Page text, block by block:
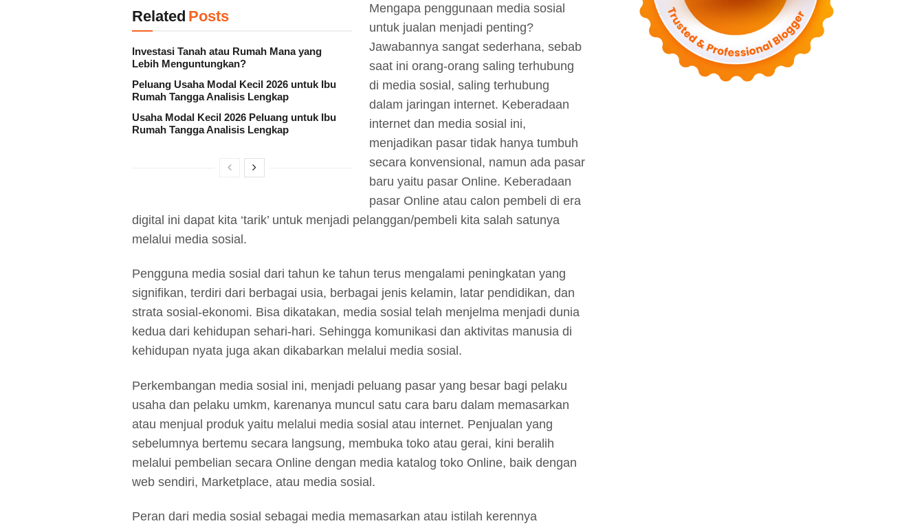
Related Posts
Investasi Tanah atau Rumah Mana yang
Lebih Menguntungkan?
Peluang Usaha Modal Kecil 2026 untuk Ibu
Rumah Tangga Analisis Lengkap
Usaha Modal Kecil 2026 Peluang untuk Ibu
Rumah Tangga Analisis Lengkap
Mengapa penggunaan media sosial
untuk jualan menjadi penting?
Jawabannya sangat sederhana, sebab
saat ini orang-orang saling terhubung
di media sosial, saling terhubung
dalam jaringan internet. Keberadaan
internet dan media sosial ini,
menjadikan pasar tidak hanya tumbuh
secara konvensional, namun ada pasar
baru yaitu pasar Online. Keberadaan
pasar Online atau calon pembeli di era
digital ini dapat kita ‘tarik’ untuk menjadi pelanggan/pembeli kita salah satunya
melalui media sosial.
Pengguna media sosial dari tahun ke tahun terus mengalami peningkatan yang
signifikan, terdiri dari berbagai usia, berbagai jenis kelamin, latar pendidikan, dan
strata sosial-ekonomi. Bisa dikatakan, media sosial telah menjelma menjadi dunia
kedua dari kehidupan sehari-hari. Sehingga komunikasi dan aktivitas manusia di
kehidupan nyata juga akan dikabarkan melalui media sosial.
Perkembangan media sosial ini, menjadi peluang pasar yang besar bagi pelaku
usaha dan pelaku umkm, karenanya muncul satu cara baru dalam memasarkan
atau menjual produk yaitu melalui media sosial atau internet. Penjualan yang
sebelumnya bertemu secara langsung, membuka toko atau gerai, kini beralih
melalui pembelian secara Online dengan media katalog toko Online, baik dengan
web sendiri, Marketplace, atau media sosial.
Peran dari media sosial sebagai media memasarkan atau istilah kerennya